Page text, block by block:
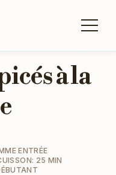
à la
ENTRÉE
25 MIN